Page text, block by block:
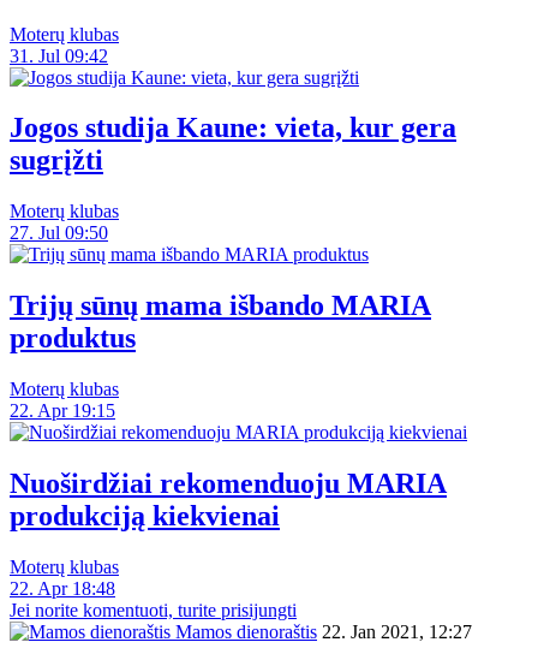
Moterų klubas
31. Jul 09:42
Jogos studija Kaune: vieta, kur gera
sugrįžti
Moterų klubas
27. Jul 09:50
Trijų sūnų mama išbando MARIA
produktus
Moterų klubas
22. Apr 19:15
Nuoširdžiai rekomenduoju MARIA
produkciją kiekvienai
Moterų klubas
22. Apr 18:48
Jei norite komentuoti, turite prisijungti
Mamos dienoraštis 22. Jan 2021, 12:27